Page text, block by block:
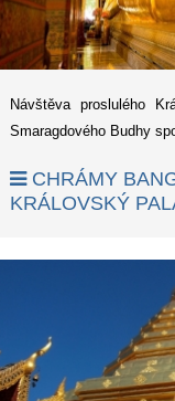
Návštěva proslulého
Smaragdového Budhy
CHRÁMY
KRÁLOVSKÝ